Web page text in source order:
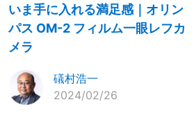
いま手に入れる満足感｜オリン
パス OM-2 フィルム一眼レフカ
メラ
礒村浩一
2024/02/26